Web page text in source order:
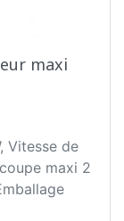
maxi
Vitesse de
maxi 2